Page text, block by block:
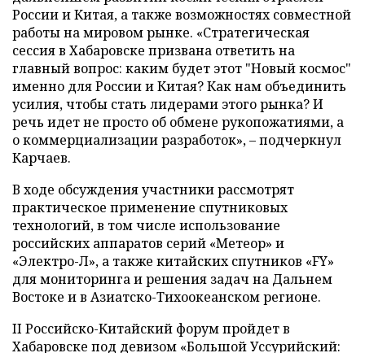
России и Китая, а также возможностях совместной
работы на мировом рынке. «Стратегическая
сессия в Хабаровске призвана ответить на
главный вопрос: каким будет этот "Новый космос"
именно для России и Китая? Как нам объединить
усилия, чтобы стать лидерами этого рынка? И
речь идет не просто об обмене рукопожатиями, а
о коммерциализации разработок», – подчеркнул
Карчаев.
В ходе обсуждения участники рассмотрят
практическое применение спутниковых
технологий, в том числе использование
российских аппаратов серий «Метеор» и
«Электро-Л», а также китайских спутников «FY»
для мониторинга и решения задач на Дальнем
Востоке и в Азиатско-Тихоокеанском регионе.
II Российско-Китайский форум пройдет в
Хабаровске под девизом «Большой Уссурийский: